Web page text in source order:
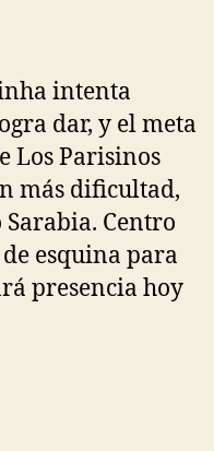
intenta
dar, y el meta
Los Parisinos
más dificultad,
Sarabia. Centro
esquina para
presencia hoy